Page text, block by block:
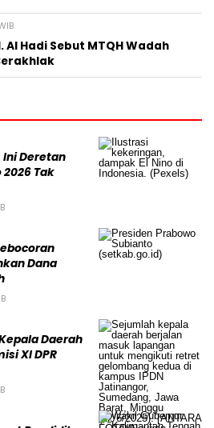
Al Hadi Sebut MTQH Wadah
Ini Deretan
2026 Tak
Dana
Daerah
XI DPR